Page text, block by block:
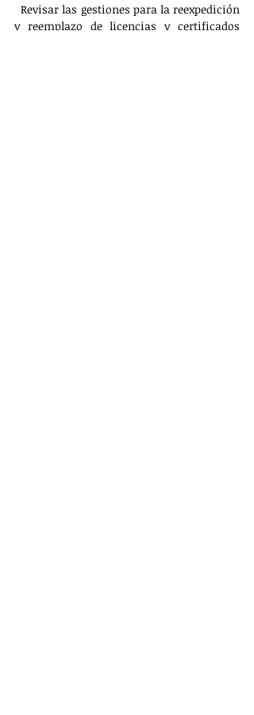
Revisar las gestiones para la reexpedición
y reemplazo de licencias y certificados